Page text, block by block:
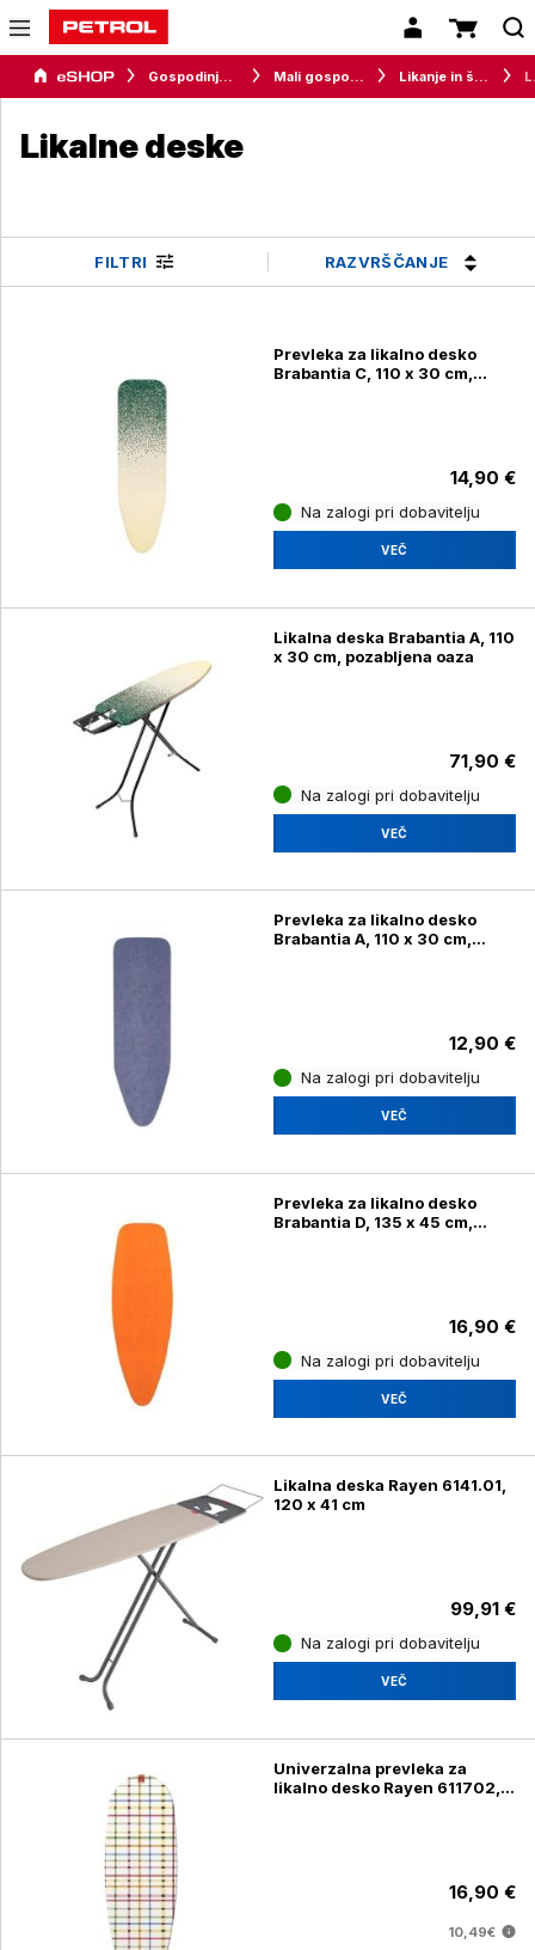
Gospodinjski aparati Mali gospodinjski aparati Likanje in šivanje
Likalne deske
FILTRI RAZVRŠČANJE
Prevleka za likalno desko
Brabantia C, 110 x 30 cm,
14,90 €
Na zalogi pri dobavitelju
VEČ
Likalna deska Brabantia A, 110
x 30 cm, pozabljena oaza
71,90 €
Na zalogi pri dobavitelju
VEČ
Prevleka za likalno desko
Brabantia A, 110 x 30 cm,
12,90 €
Na zalogi pri dobavitelju
VEČ
Prevleka za likalno desko
Brabantia D, 135 x 45 cm,
16,90 €
Na zalogi pri dobavitelju
VEČ
Likalna deska Rayen 6141.01,
120 x 41 cm
99,91 €
Na zalogi pri dobavitelju
VEČ
Univerzalna prevleka za
likalno desko Rayen 611702,
16,90 €
10,49€